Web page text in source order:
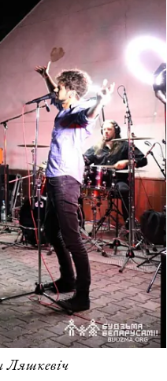
Ляшкевіч